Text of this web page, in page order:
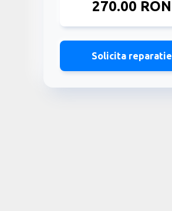
270.00 RON
Solicita reparatie